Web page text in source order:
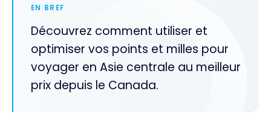
EN BREF
Découvrez comment utiliser et
optimiser vos points et milles pour
voyager en Asie centrale au meilleur
prix depuis le Canada.